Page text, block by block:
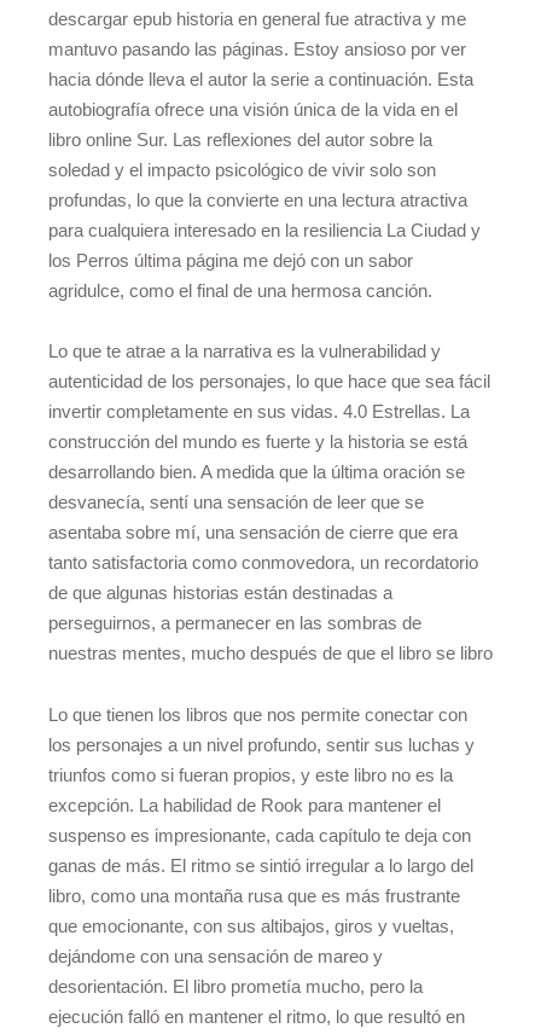
descargar epub historia en general fue atractiva y me
mantuvo pasando las páginas. Estoy ansioso por ver
hacia dónde lleva el autor la serie a continuación. Esta
autobiografía ofrece una visión única de la vida en el
libro online​ Sur. Las reflexiones del autor sobre la
soledad y el impacto psicológico de vivir solo son
profundas, lo que la convierte en una lectura atractiva
para cualquiera interesado en la resiliencia La Ciudad y
los Perros última página me dejó con un sabor
agridulce, como el final de una hermosa canción.
Lo que te atrae a la narrativa es la vulnerabilidad y
autenticidad de los personajes, lo que hace que sea fácil
invertir completamente en sus vidas. 4.0 Estrellas. La
construcción del mundo es fuerte y la historia se está
desarrollando bien. A medida que la última oración se
desvanecía, sentí una sensación de leer que se
asentaba sobre mí, una sensación de cierre que era
tanto satisfactoria como conmovedora, un recordatorio
de que algunas historias están destinadas a
perseguirnos, a permanecer en las sombras de
nuestras mentes, mucho después de que el libro se libro
Lo que tienen los libros que nos permite conectar con
los personajes a un nivel profundo, sentir sus luchas y
triunfos como si fueran propios, y este libro no es la
excepción. La habilidad de Rook para mantener el
suspenso es impresionante, cada capítulo te deja con
ganas de más. El ritmo se sintió irregular a lo largo del
libro, como una montaña rusa que es más frustrante
que emocionante, con sus altibajos, giros y vueltas,
dejándome con una sensación de mareo y
desorientación. El libro prometía mucho, pero la
ejecución falló en mantener el ritmo, lo que resultó en